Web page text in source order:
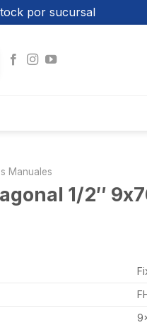
por sucursal
Manuales
1/2″